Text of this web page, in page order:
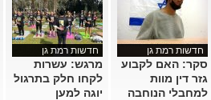
חדשות רמת גן
סקר: האם לקבוע
גזר דין מוות
למחבלי הנוחבה
חדשות רמת גן
מרגש: עשרות
לקחו חלק בתרגול
יוגה למען